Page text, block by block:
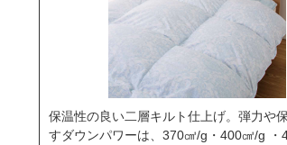
保温性の良い二層キルト仕上げ。弾力や
すダウンパワーは、370㎤/g・400㎤/g ・